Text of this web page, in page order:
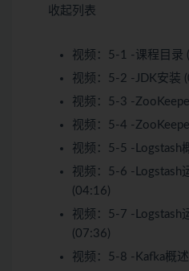
收起列表
视频： 5-1 -课程目录
视频： 5-2 -JDK安装
视频： 5-3 -
视频： 5-4 -
视频： 5-5 -Logstash
视频： 5-6 -Logstash
(04:16)
视频： 5-7 -Logstash
(07:36)
视频： 5-8 -Kafka概